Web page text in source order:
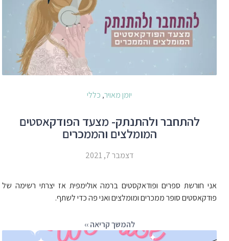
יומן מאויר, כללי
להתחבר ולהתנתק- מצעד הפודקאסטים
המומלצים והממכרים
דצמבר 7, 2021
אני חורשת ספרים ופודאקסטים ברמה אולימפית אז יצרתי רשימה של
פודקאסטים סופר ממכרים ומומלצים ואני פה כדי לשתף.
להמשך קריאה ››